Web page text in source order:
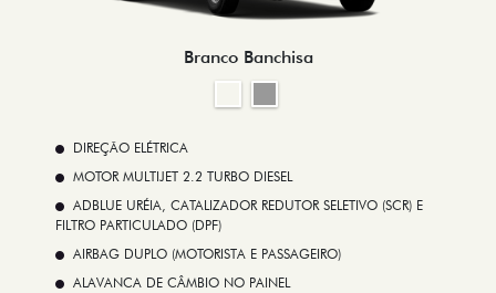
Branco Banchisa
DIREÇÃO ELÉTRICA
MOTOR MULTIJET 2.2 TURBO DIESEL
ADBLUE URÉIA, CATALIZADOR REDUTOR SELETIVO (SCR) E
FILTRO PARTICULADO (DPF)
AIRBAG DUPLO (MOTORISTA E PASSAGEIRO)
ALAVANCA DE CÂMBIO NO PAINEL